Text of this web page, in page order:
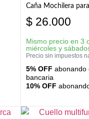
Caña Mochilera
$ 26.000
Mismo precio en 3
miércoles y
Precio sin impuestos
5% OFF abonando
bancaria
10% OFF